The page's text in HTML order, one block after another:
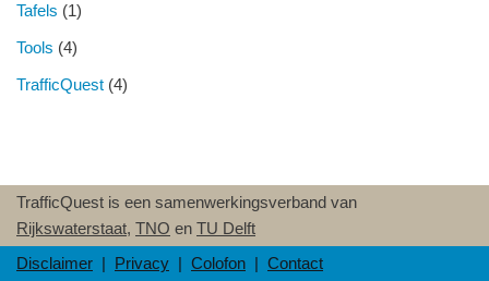
Tafels (1)
Tools (4)
TrafficQuest (4)
TrafficQuest is een samenwerkingsverband van
Rijkswaterstaat, TNO en TU Delft
Disclaimer | Privacy | Colofon | Contact